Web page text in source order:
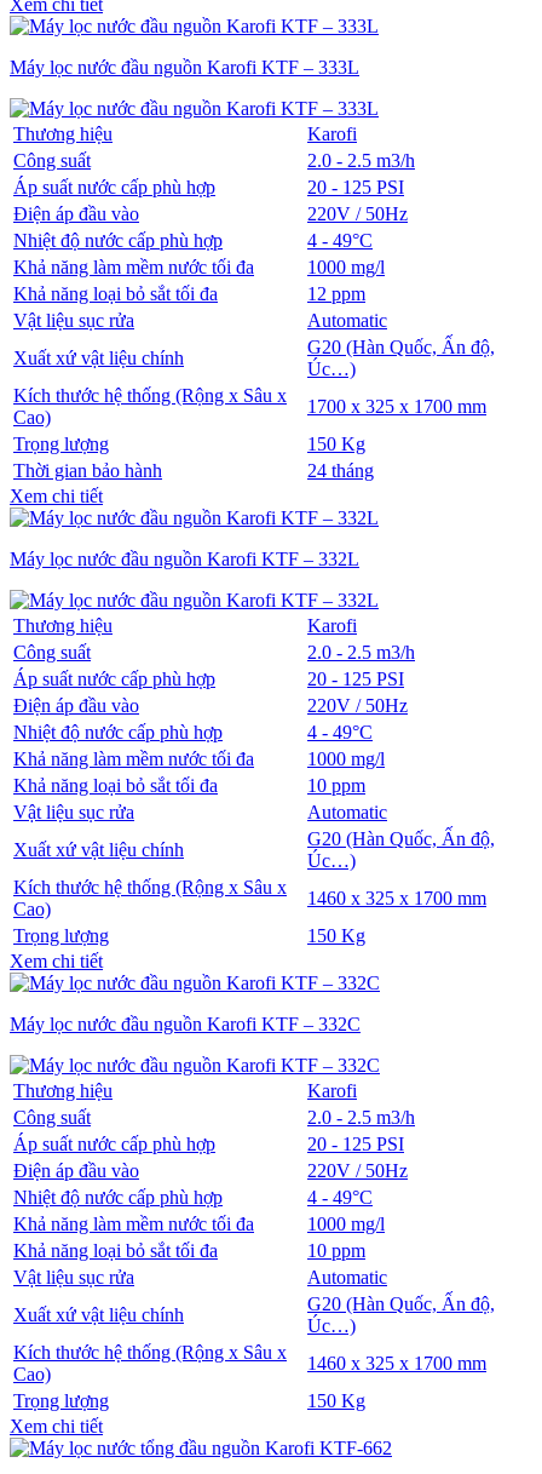
Xem chi tiết
Máy lọc nước đầu nguồn Karofi KTF – 333L
Thương hiệu
Karofi
Công suất
2.0 - 2.5 m3/h
Áp suất nước cấp phù hợp
20 - 125 PSI
Điện áp đầu vào
220V / 50Hz
Nhiệt độ nước cấp phù hợp
4 - 49°C
Khả năng làm mềm nước tối đa
1000 mg/l
Khả năng loại bỏ sắt tối đa
12 ppm
Vật liệu sục rửa
Automatic
Xuất xứ vật liệu chính
G20 (Hàn Quốc, Ấn độ,
Úc…)
Kích thước hệ thống (Rộng x Sâu x
Cao)
1700 x 325 x 1700 mm
Trọng lượng
150 Kg
Thời gian bảo hành
24 tháng
Xem chi tiết
Máy lọc nước đầu nguồn Karofi KTF – 332L
Thương hiệu
Karofi
Công suất
2.0 - 2.5 m3/h
Áp suất nước cấp phù hợp
20 - 125 PSI
Điện áp đầu vào
220V / 50Hz
Nhiệt độ nước cấp phù hợp
4 - 49°C
Khả năng làm mềm nước tối đa
1000 mg/l
Khả năng loại bỏ sắt tối đa
10 ppm
Vật liệu sục rửa
Automatic
Xuất xứ vật liệu chính
G20 (Hàn Quốc, Ấn độ,
Úc…)
Kích thước hệ thống (Rộng x Sâu x
Cao)
1460 x 325 x 1700 mm
Trọng lượng
150 Kg
Xem chi tiết
Máy lọc nước đầu nguồn Karofi KTF – 332C
Thương hiệu
Karofi
Công suất
2.0 - 2.5 m3/h
Áp suất nước cấp phù hợp
20 - 125 PSI
Điện áp đầu vào
220V / 50Hz
Nhiệt độ nước cấp phù hợp
4 - 49°C
Khả năng làm mềm nước tối đa
1000 mg/l
Khả năng loại bỏ sắt tối đa
10 ppm
Vật liệu sục rửa
Automatic
Xuất xứ vật liệu chính
G20 (Hàn Quốc, Ấn độ,
Úc…)
Kích thước hệ thống (Rộng x Sâu x
Cao)
1460 x 325 x 1700 mm
Trọng lượng
150 Kg
Xem chi tiết